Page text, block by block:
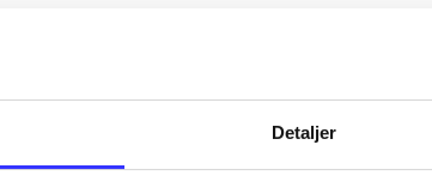
Detaljer
Tidsskrift